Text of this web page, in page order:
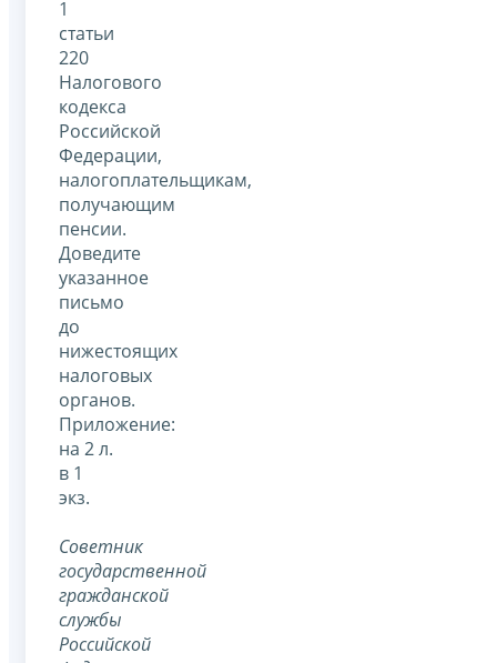
1
статьи
220
Налогового
кодекса
Российской
Федерации,
налогоплательщикам,
получающим
пенсии.
Доведите
указанное
письмо
до
нижестоящих
налоговых
органов.
Приложение:
на 2 л.
в 1
экз.
Советник
государственной
гражданской
службы
Российской